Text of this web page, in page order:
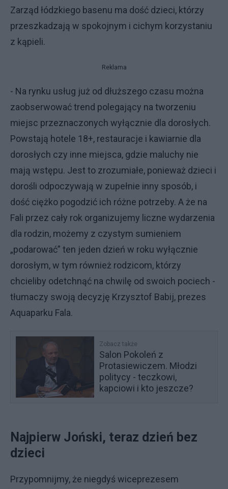
Zarząd łódzkiego basenu ma dość dzieci, którzy
przeszkadzają w spokojnym i cichym korzystaniu
z kąpieli.
Reklama
- Na rynku usług już od dłuższego czasu można
zaobserwować trend polegający na tworzeniu
miejsc przeznaczonych wyłącznie dla dorosłych.
Powstają hotele 18+, restauracje i kawiarnie dla
dorosłych czy inne miejsca, gdzie maluchy nie
mają wstępu. Jest to zrozumiałe, ponieważ dzieci i
dorośli odpoczywają w zupełnie inny sposób, i
dość ciężko pogodzić ich różne potrzeby. A że na
Fali przez cały rok organizujemy liczne wydarzenia
dla rodzin, możemy z czystym sumieniem
„podarować” ten jeden dzień w roku wyłącznie
dorosłym, w tym również rodzicom, którzy
chcieliby odetchnąć na chwilę od swoich pociech -
tłumaczy swoją decyzję Krzysztof Babij, prezes
Aquaparku Fala.
Zobacz także
Salon Pokoleń z
Protasiewiczem. Młodzi
politycy - teczkowi,
kapciowi i kto jeszcze?
Najpierw Joński, teraz dzień bez
dzieci
Przypomnijmy, że niegdyś wiceprezesem